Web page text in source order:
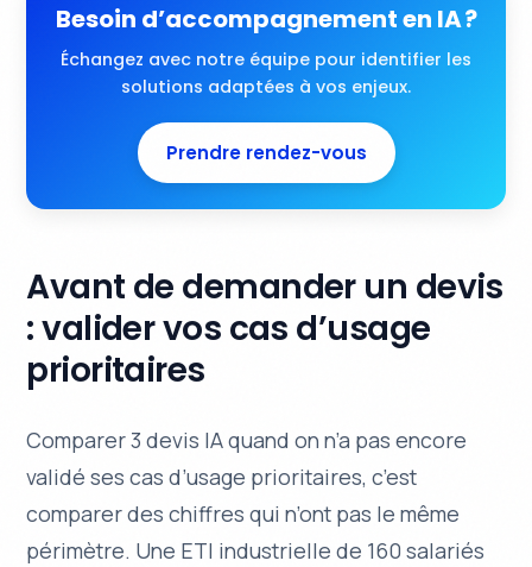
Besoin d’accompagnement en IA ?
Échangez avec notre équipe pour identifier les
solutions adaptées à vos enjeux.
Prendre rendez-vous
Avant de demander un devis
: valider vos cas d’usage
prioritaires
Comparer 3 devis IA quand on n’a pas encore
validé ses cas d’usage prioritaires, c’est
comparer des chiffres qui n’ont pas le même
périmètre. Une ETI industrielle de 160 salariés